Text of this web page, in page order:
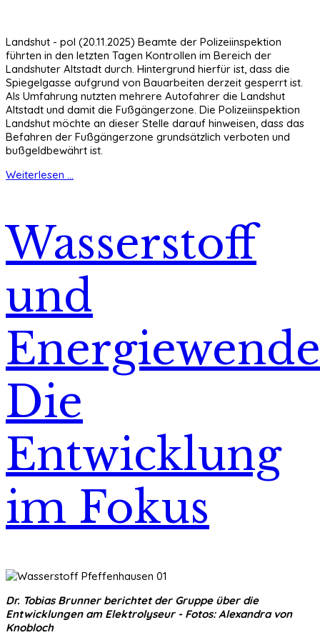
Landshut - pol (20.11.2025) Beamte der Polizeiinspektion
führten in den letzten Tagen Kontrollen im Bereich der
Landshuter Altstadt durch. Hintergrund hierfür ist, dass die
Spiegelgasse aufgrund von Bauarbeiten derzeit gesperrt ist.
Als Umfahrung nutzten mehrere Autofahrer die Landshut
Altstadt und damit die Fußgängerzone. Die Polizeiinspektion
Landshut möchte an dieser Stelle darauf hinweisen, dass das
Befahren der Fußgängerzone grundsätzlich verboten und
bußgeldbewährt ist.
Weiterlesen ...
Wasserstoff
und
Die
Entwicklung
im Fokus
Dr. Tobias Brunner berichtet der Gruppe über die
Entwicklungen am Elektrolyseur - Fotos: Alexandra von
Knobloch